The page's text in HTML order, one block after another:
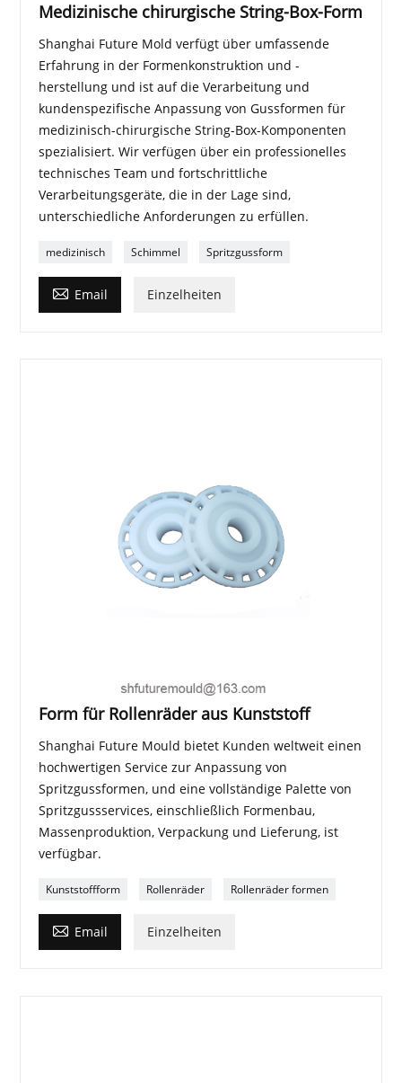
Medizinische chirurgische String-Box-Form
Shanghai Future Mold verfügt über umfassende
Erfahrung in der Formenkonstruktion und -
herstellung und ist auf die Verarbeitung und
kundenspezifische Anpassung von Gussformen für
medizinisch-chirurgische String-Box-Komponenten
spezialisiert. Wir verfügen über ein professionelles
technisches Team und fortschrittliche
Verarbeitungsgeräte, die in der Lage sind,
unterschiedliche Anforderungen zu erfüllen.
medizinisch Schimmel Spritzgussform
 Email Einzelheiten
Form für Rollenräder aus Kunststoff
Shanghai Future Mould bietet Kunden weltweit einen
hochwertigen Service zur Anpassung von
Spritzgussformen, und eine vollständige Palette von
Spritzgussservices, einschließlich Formenbau,
Massenproduktion, Verpackung und Lieferung, ist
verfügbar.
Kunststoffform Rollenräder Rollenräder formen
 Email Einzelheiten